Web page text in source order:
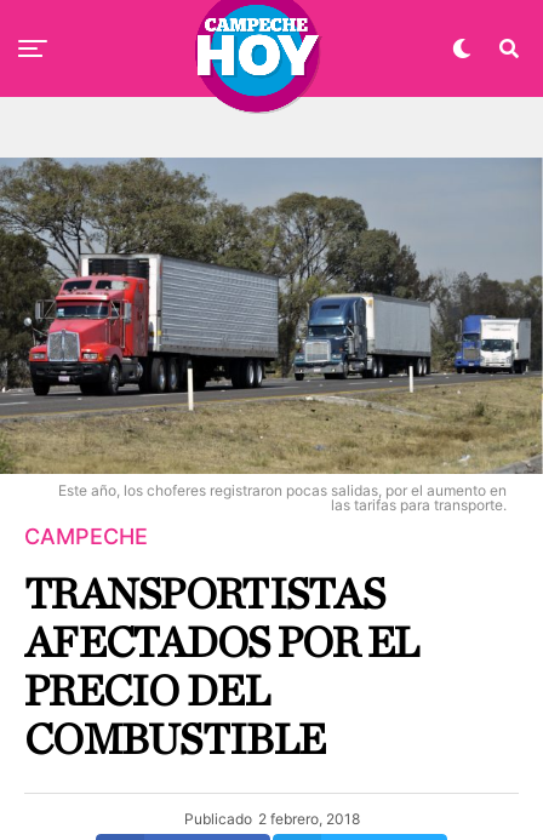
Este año, los choferes registraron pocas salidas, por el aumento en
las tarifas para transporte.
CAMPECHE
TRANSPORTISTAS
AFECTADOS POR EL
PRECIO DEL
COMBUSTIBLE
Publicado 2 febrero, 2018